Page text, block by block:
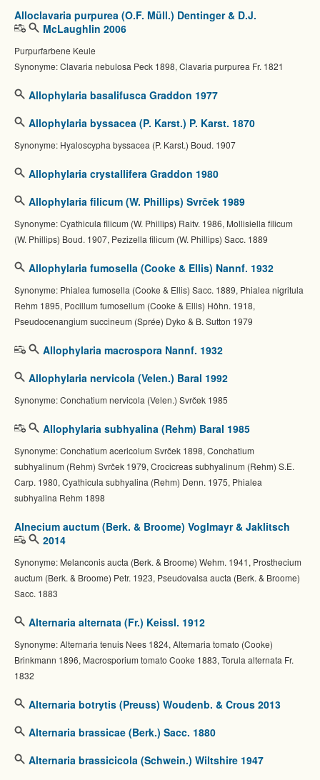
Alloclavaria purpurea (O.F. Müll.) Dentinger & D.J.
McLaughlin 2006
Purpurfarbene Keule
Synonyme: Clavaria nebulosa Peck 1898, Clavaria purpurea Fr. 1821
Allophylaria basalifusca Graddon 1977
Allophylaria byssacea (P. Karst.) P. Karst. 1870
Synonyme: Hyaloscypha byssacea (P. Karst.) Boud. 1907
Allophylaria crystallifera Graddon 1980
Allophylaria filicum (W. Phillips) Svrček 1989
Synonyme: Cyathicula filicum (W. Phillips) Raitv. 1986, Mollisiella filicum
(W. Phillips) Boud. 1907, Pezizella filicum (W. Phillips) Sacc. 1889
Allophylaria fumosella (Cooke & Ellis) Nannf. 1932
Synonyme: Phialea fumosella (Cooke & Ellis) Sacc. 1889, Phialea nigritula
Rehm 1895, Pocillum fumosellum (Cooke & Ellis) Höhn. 1918,
Pseudocenangium succineum (Sprée) Dyko & B. Sutton 1979
Allophylaria macrospora Nannf. 1932
Allophylaria nervicola (Velen.) Baral 1992
Synonyme: Conchatium nervicola (Velen.) Svrček 1985
Allophylaria subhyalina (Rehm) Baral 1985
Synonyme: Conchatium acericolum Svrček 1898, Conchatium
subhyalinum (Rehm) Svrček 1979, Crocicreas subhyalinum (Rehm) S.E.
Carp. 1980, Cyathicula subhyalina (Rehm) Denn. 1975, Phialea
subhyalina Rehm 1898
Alnecium auctum (Berk. & Broome) Voglmayr & Jaklitsch
2014
Synonyme: Melanconis aucta (Berk. & Broome) Wehm. 1941, Prosthecium
auctum (Berk. & Broome) Petr. 1923, Pseudovalsa aucta (Berk. & Broome)
Sacc. 1883
Alternaria alternata (Fr.) Keissl. 1912
Synonyme: Alternaria tenuis Nees 1824, Alternaria tomato (Cooke)
Brinkmann 1896, Macrosporium tomato Cooke 1883, Torula alternata Fr.
1832
Alternaria botrytis (Preuss) Woudenb. & Crous 2013
Alternaria brassicae (Berk.) Sacc. 1880
Alternaria brassicicola (Schwein.) Wiltshire 1947